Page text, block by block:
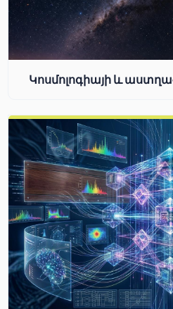
Կոսմոլոգիայի և